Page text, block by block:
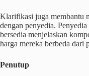
Klarifikasi juga membantu
dengan penyedia.
bersedia menjelaskan
harga mereka berbeda dari
Penutup